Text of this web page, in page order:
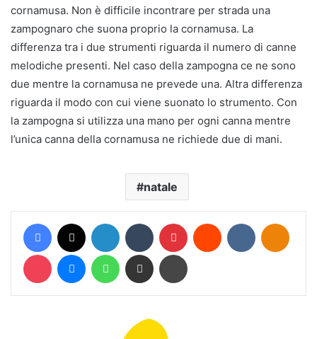
cornamusa. Non è difficile incontrare per strada una
zampognaro che suona proprio la cornamusa. La
differenza tra i due strumenti riguarda il numero di canne
melodiche presenti. Nel caso della zampogna ce ne sono
due mentre la cornamusa ne prevede una. Altra differenza
riguarda il modo con cui viene suonato lo strumento. Con
la zampogna si utilizza una mano per ogni canna mentre
l’unica canna della cornamusa ne richiede due di mani.
natale
Facebook LinkedIn Tumblr Pinterest Reddit VKontakte
Pocket MessengerWhatsAppCondividi via mail Stampa